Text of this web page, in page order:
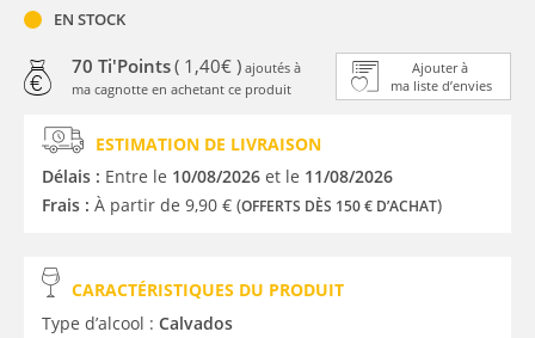
EN STOCK
Ajouter à
ma liste d’envies
70 Ti'Points( 1,40€ ) ajoutés à
ma cagnotte en achetant ce produit
ESTIMATION DE LIVRAISON
Délais : Entre le 10/08/2026 et le 11/08/2026
Frais : À partir de 9,90 € (OFFERTS DÈS 150 € D’ACHAT)
CARACTÉRISTIQUES DU PRODUIT
Type d’alcool : Calvados